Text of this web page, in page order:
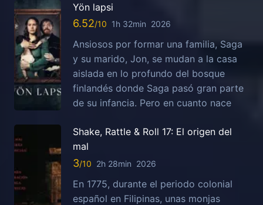
Yön lapsi
6.52 1h 32min 2026
Ansiosos por formar una familia, Saga
y su marido, Jon, se mudan a la casa
aislada en lo profundo del bosque
finlandés donde Saga pasó gran parte
de su infancia. Pero en cuanto nace
Shake, Rattle & Roll 17: El origen del
mal
3 2h 28min 2026
En 1775, durante el periodo colonial
español en Filipinas, unas monjas